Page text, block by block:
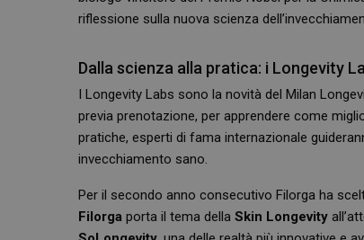
riflessione sulla nuova scienza
Dalla scienza alla pratica: i Longevity
I Longevity Labs sono la novità del Milan
previa prenotazione, per apprendere come
pratiche, esperti di fama internazionale
invecchiamento sano.
Per il secondo anno consecutivo Filorga ha
Filorga porta il tema della Skin Longevity